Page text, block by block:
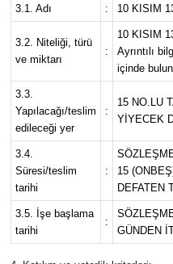
3.1. Adı
: 10 KISIM
3.2. Niteliği, türü
ve miktarı
:
10 KISIM
Ayrıntılı
içinde
3.3.
Yapılacağı/teslim
edileceği yer
:
15 NO.LU
YİYECEK
3.4.
Süresi/teslim
tarihi
:
15
DEFATEN
3.5. İşe başlama
tarihi
:
GÜNDEN
Magazin
Resmi İlanlar
Seri İlan
Siyaset
Sokak